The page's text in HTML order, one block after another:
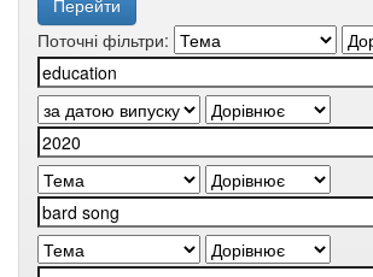
Поточні фільтри: